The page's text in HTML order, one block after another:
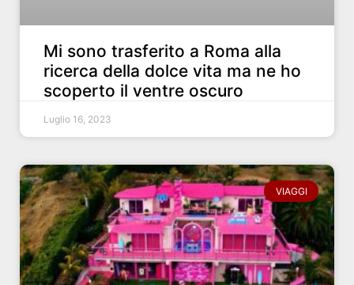
Mi sono trasferito a Roma alla
ricerca della dolce vita ma ne ho
scoperto il ventre oscuro
Luglio 16, 2023
VIAGGI